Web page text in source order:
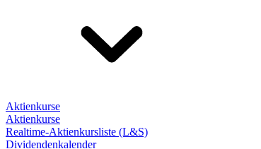
Aktienkurse
Aktienkurse
Realtime-Aktienkursliste (L&S)
Dividendenkalender